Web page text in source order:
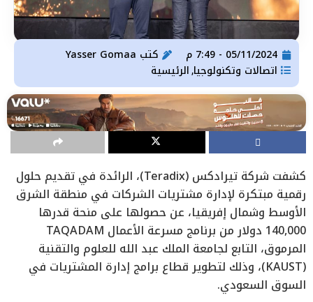
05/11/2024 - 7:49 م كتب
اتصالات وتكنولوجيا, الرئيسية
كشفت شركة تيرادكس (Teradix)، الرائدة في تقديم حلول
رقمية مبتكرة لإدارة مشتريات الشركات في منطقة الشرق
الأوسط وشمال إفريقيا، عن حصولها على منحة قدرها
140,000 دولار من برنامج مسرعة الأعمال TAQADAM
المرموق، التابع لجامعة الملك عبد الله للعلوم والتقنية
(KAUST)، وذلك لتطوير قطاع برامج إدارة المشتريات في
السوق السعودي.